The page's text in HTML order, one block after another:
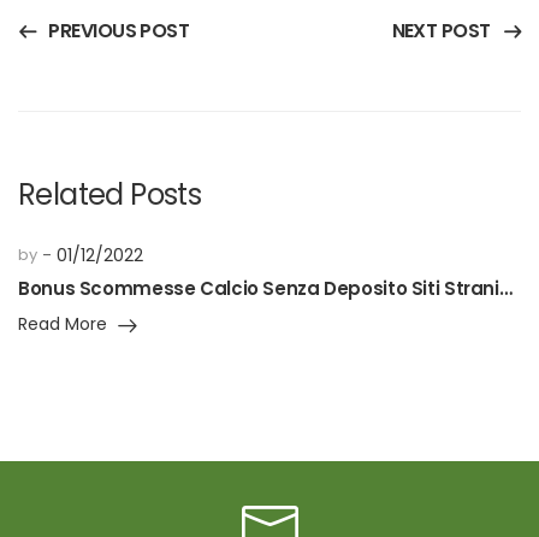
PREVIOUS POST NEXT POST
Related Posts
by 01/12/2022
Bonus Scommesse Calcio Senza Deposito Siti Stranieri
Read More